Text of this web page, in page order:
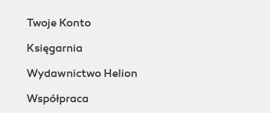
Twoje Konto
Księgarnia
Wydawnictwo Helion
Współpraca